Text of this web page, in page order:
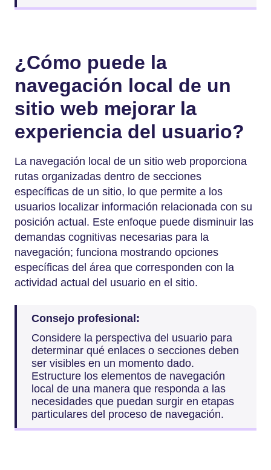
¿Cómo puede la
navegación local de un
sitio web mejorar la
experiencia del usuario?
La navegación local de un sitio web proporciona
rutas organizadas dentro de secciones
específicas de un sitio, lo que permite a los
usuarios localizar información relacionada con su
posición actual. Este enfoque puede disminuir las
demandas cognitivas necesarias para la
navegación; funciona mostrando opciones
específicas del área que corresponden con la
actividad actual del usuario en el sitio.
Consejo profesional:
Considere la perspectiva del usuario para
determinar qué enlaces o secciones deben
ser visibles en un momento dado.
Estructure los elementos de navegación
local de una manera que responda a las
necesidades que puedan surgir en etapas
particulares del proceso de navegación.